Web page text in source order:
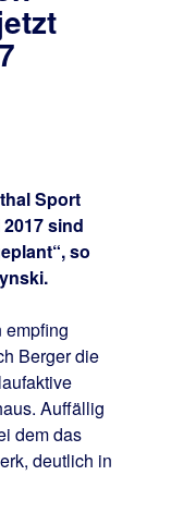
Sport
sind
so
empfing
Berger die
Auffällig
dem das
deutlich in